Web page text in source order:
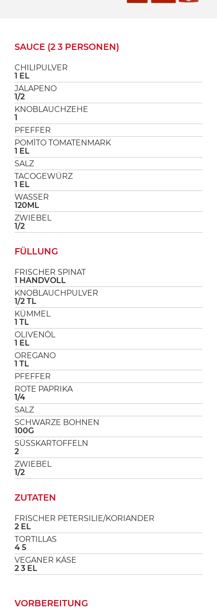
SAUCE (2 3 PERSONEN)
CHILIPULVER
1 EL
JALAPENO
1/2
KNOBLAUCHZEHE
1
PFEFFER
POMÌTO TOMATENMARK
1 EL
SALZ
TACOGEWÜRZ
1 EL
WASSER
120ML
ZWIEBEL
1/2
FÜLLUNG
FRISCHER SPINAT
1 HANDVOLL
KNOBLAUCHPULVER
1/2 TL
KÜMMEL
1 TL
OLIVENÖL
1 EL
OREGANO
1 TL
PFEFFER
ROTE PAPRIKA
1/4
SALZ
SCHWARZE BOHNEN
100G
SÜSSKARTOFFELN
2
ZWIEBEL
1/2
ZUTATEN
FRISCHER PETERSILIE/KORIANDER
2 EL
TORTILLAS
4 5
VEGANER KÄSE
2 3 EL
VORBEREITUNG